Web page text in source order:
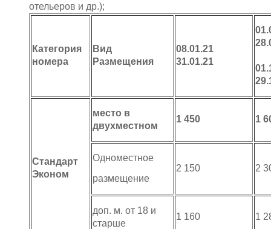
отельеров и др.);
Категория
номера
Вид
Размещения
08.01.21
31.01.21
Стандарт
Эконом
место в
двухместном
1 450 1
Одноместное
размещение
2 150 2
доп. м. от 18 и
старше
1 160 1